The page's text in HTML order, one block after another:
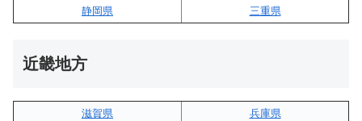
静岡県
三重県
近畿地方
滋賀県
兵庫県